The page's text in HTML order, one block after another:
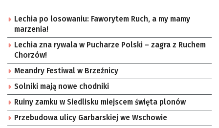
Lechia po losowaniu: Faworytem Ruch, a my mamy
marzenia!
Lechia zna rywala w Pucharze Polski – zagra z Ruchem
Chorzów!
Meandry Festiwal w Brzeźnicy
Solniki mają nowe chodniki
Ruiny zamku w Siedlisku miejscem święta plonów
Przebudowa ulicy Garbarskiej we Wschowie